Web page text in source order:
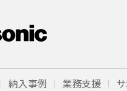
納入事例 業務支援